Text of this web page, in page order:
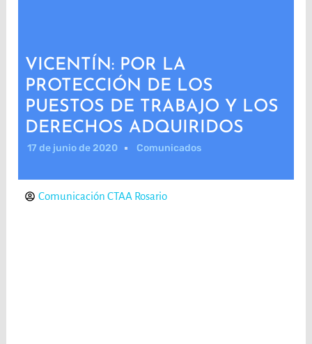
VICENTÍN: POR LA
PROTECCIÓN DE LOS
PUESTOS DE TRABAJO Y LOS
DERECHOS ADQUIRIDOS
17 de junio de 2020 Comunicados
Comunicación CTAA Rosario